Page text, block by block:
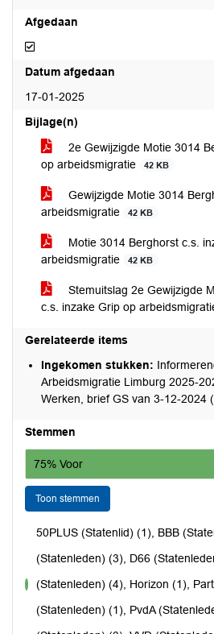
Afgedaan
Afgedaan
Datum afgedaan
17-01-2025
Bijlage(n)
2e Gewijzigde Motie 3014
op arbeidsmigratie
42 KB
Gewijzigde Motie 3014
arbeidsmigratie
42 KB
Motie 3014 Berghorst c.s.
arbeidsmigratie
42 KB
Stemuitslag 2e Gewijzigde
c.s. inzake Grip op
Gerelateerde items
Ingekomen stukken:
Arbeidsmigratie Limburg 2025-
Werken, brief GS van 3-12-2024
Stemmen
75% Voor
Toon stemmen
50PLUS (Statenlid) (1), BBB
(Statenleden) (3), D66
(Statenleden) (4), Horizon (1),
(Statenleden) (1), PvdA